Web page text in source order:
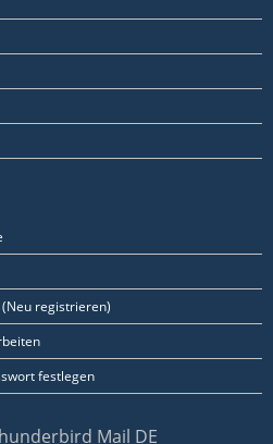
registrieren)
festlegen
Mail DE